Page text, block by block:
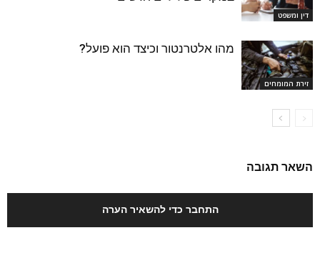
דין ומשפט
זירת המומחים
מהו אלטרנטור וכיצד הוא פועל?
השאר תגובה
התחבר כדי להשאיר הערה